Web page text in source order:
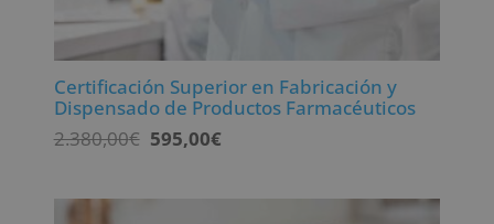
Certificación Superior en Fabricación y
Dispensado de Productos Farmacéuticos
2.380,00€ El
595,00€El